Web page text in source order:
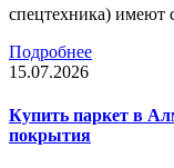
спецтехника) имеют
Подробнее
15.07.2026
Купить паркет в
покрытия